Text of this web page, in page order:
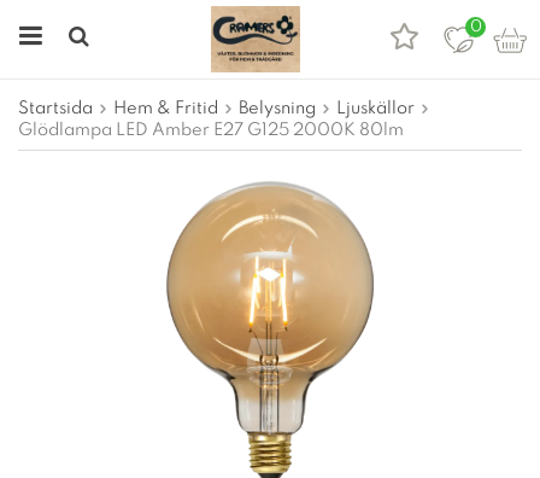
0
Startsida Hem & Fritid Belysning
Ljuskällor
Glödlampa LED Amber E27 G125 2000K 80lm